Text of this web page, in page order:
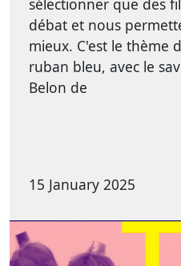
sélectionner que des
débat et nous
mieux. C'est le thème
ruban bleu, avec le
Belon de
15 January 2025